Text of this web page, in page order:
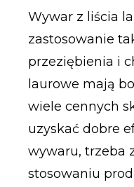
Wywar z liścia
zastosowanie
przeziębienia i
laurowe mają
wiele cennych
uzyskać dobre
wywaru, trzeba
stosowaniu